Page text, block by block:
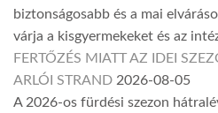
biztonságosabb és a mai
várja a kisgyermekeket és az
FERTŐZÉS MIATT AZ IDEI
ARLÓI STRAND 2026-08-05
A 2026-os fürdési szezon